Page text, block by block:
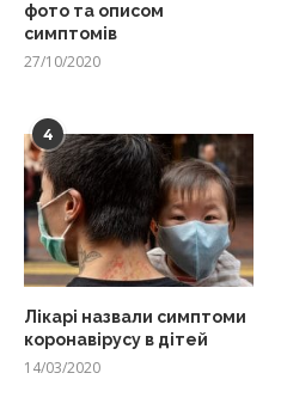
фото та описом
симптомів
27/10/2020
4
Лікарі назвали симптоми
коронавірусу в дітей
14/03/2020